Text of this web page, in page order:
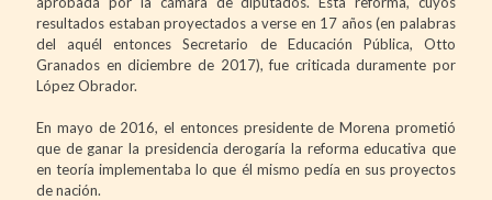
resultados estaban proyectados a verse en 17 años (en palabras
del aquél entonces Secretario de Educación Pública, Otto
Granados en diciembre de 2017), fue criticada duramente por
López Obrador.
En mayo de 2016, el entonces presidente de Morena prometió
que de ganar la presidencia derogaría la reforma educativa que
en teoría implementaba lo que él mismo pedía en sus proyectos
de nación.